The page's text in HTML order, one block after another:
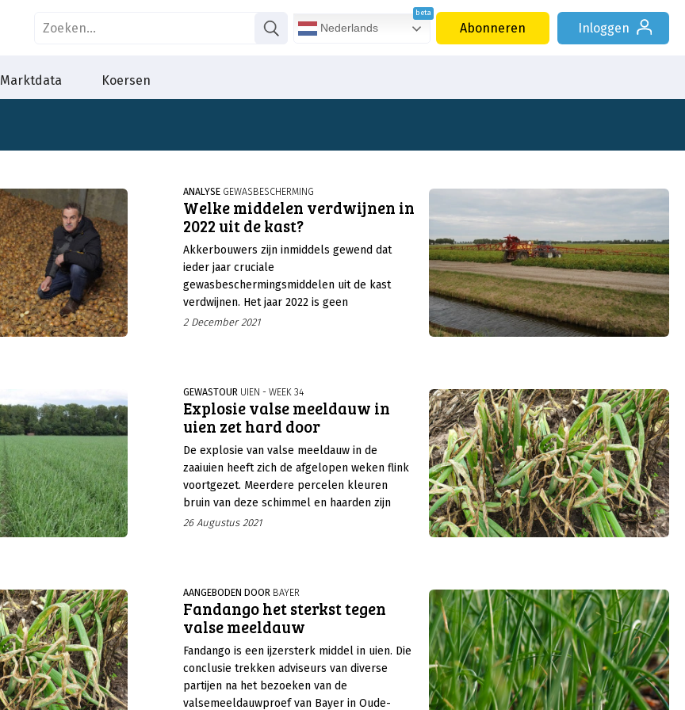
Nederlands Abonneren Inloggen
Marktdata Koersen
ANALYSEGEWASBESCHERMING
Welke middelen verdwijnen in
2022 uit de kast?
Akkerbouwers zijn inmiddels gewend dat
ieder jaar cruciale
gewasbeschermingsmiddelen uit de kast
verdwijnen. Het jaar 2022 is geen
uitzondering. Vooral de uienteelt krijgt het
kostprijs fors. We zetten de veranderingen
voor 2022 en 2023 op een rijtje.
2 December 2021
GEWASTOURUIEN - WEEK 34
Explosie valse meeldauw in
uien zet hard door
De explosie van valse meeldauw in de
zaaiuien heeft zich de afgelopen weken flink
voortgezet. Meerdere percelen kleuren
bruin van deze schimmel en haarden zijn
veelvoorkomend. Inmiddels zorgt valse
26 Augustus 2021
AANGEBODEN DOORBAYER
Fandango het sterkst tegen
valse meeldauw
Fandango is een ijzersterk middel in uien. Die
conclusie trekken adviseurs van diverse
partijen na het bezoeken van de
valsemeeldauwproef van Bayer in Oude-